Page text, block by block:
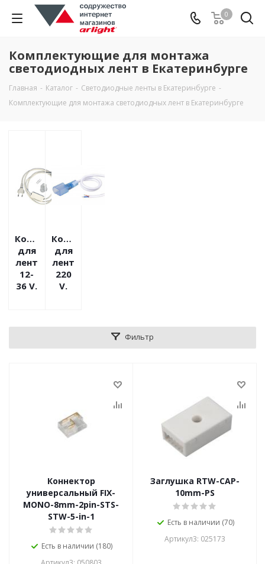
0
Комплектующие для монтажа
светодиодных лент в Екатеринбурге
Главная - Каталог - Светодиодные ленты в Екатеринбурге -
Комплектующие для монтажа светодиодных лент в Екатеринбурге
Комплектующие
для
лент
12-
36 V.
Комплектующие
для
лент
220
V.
Фильтр
Коннектор
универсальный FIX-
MONO-8mm-2pin-STS-
STW-5-in-1
Есть в наличии (180)
Заглушка RTW-CAP-
10mm-PS
Есть в наличии (70)
Артикул3: 025173